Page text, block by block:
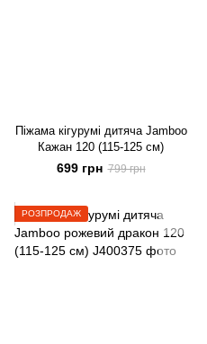
Піжама кігурумі дитяча Jamboo
Кажан 120 (115-125 см)
699 грн 799 грн
РОЗПРОДАЖ